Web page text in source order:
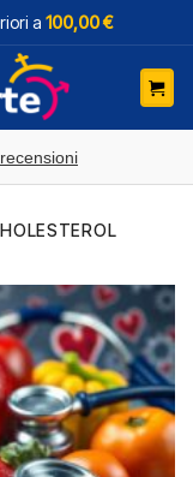
a 100,00 €
recensioni